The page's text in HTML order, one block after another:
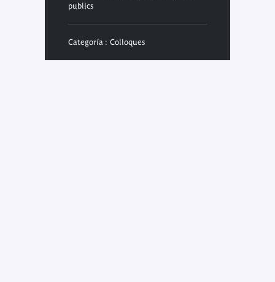
publics
Categoría : Colloques